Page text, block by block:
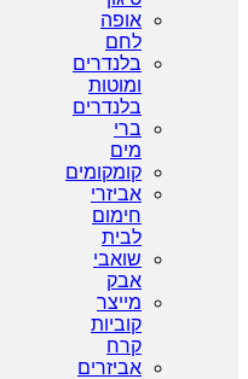
אופה
לחם
בלנדרים
ומוטות
בלנדרים
ברי
מים
קומקומים
אביזרי
חימום
לבית
שואבי
אבק
מייצר
קוביות
קרח
אביזרים